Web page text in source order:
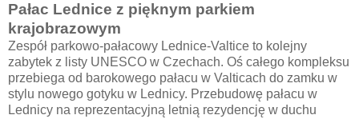
Pałac Lednice z pięknym parkiem
krajobrazowym
Zespół parkowo-pałacowy Lednice-Valtice to kolejny
zabytek z listy UNESCO w Czechach. Oś całego kompleksu
przebiega od barokowego pałacu w Valticach do zamku w
stylu nowego gotyku w Lednicy. Przebudowę pałacu w
Lednicy na reprezentacyjną letnią rezydencję w duchu